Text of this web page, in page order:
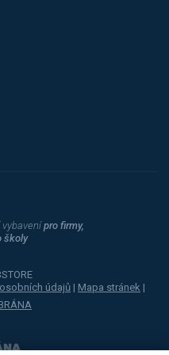
pro firmy,
školy
údajů | Mapa stránek |